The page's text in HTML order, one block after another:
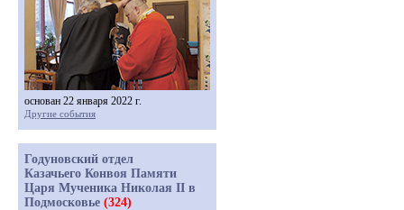
основан 22 января 2022 г.
Другие события
Годуновский отдел
Казачьего Конвоя Памяти
Царя Мученика Николая II в
Подмосковье (324)